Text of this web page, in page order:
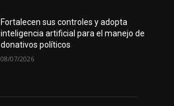
Fortalecen sus controles y adopta
inteligencia artificial para el manejo de
donativos políticos
08/07/2026